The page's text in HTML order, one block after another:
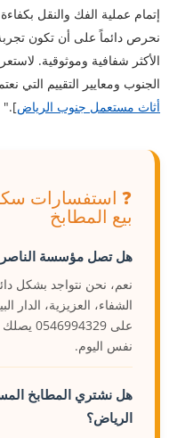
إتمام عملية الفك والنقل
نحرص دائماً على أن تكون
الأكثر شفافية وموثوقية.
الجنوب ومعايير التقييم التي
أثاث مستعمل جنوب الرياض]."
❓ استفسارات
بيع المطابخ
هل تصل مؤسسة الناصر
نعم، نحن نتواجد بشكل
الشفاء، العزيزية، الدار
على
نفس اليوم.
هل نشتري المطابخ
الرياض؟